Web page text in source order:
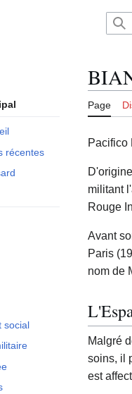
: Brigades
récentes
social
Page
Pacifico
militant
Rouge
Avant
Paris (19
nom de
Malgré
soins, il
est